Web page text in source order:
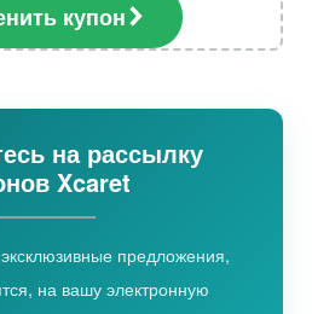
купон
на рассылку
Xcaret
предложения,
на вашу электронную